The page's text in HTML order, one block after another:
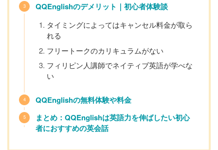
QQEnglishのデメリット｜初心者体験談
タイミングによってはキャンセル料金が取ら
れる
フリートークのカリキュラムがない
フィリピン人講師でネイティブ英語が学べな
い
QQEnglishの無料体験や料金
まとめ：QQEnglishは英語力を伸ばしたい初心
者におすすめの英会話